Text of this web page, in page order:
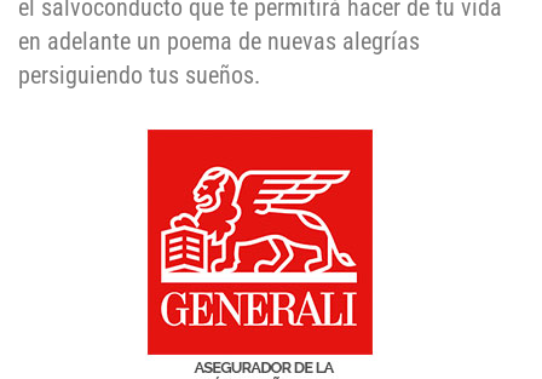
el salvoconducto que te permitirá hacer de tu vida
en adelante un poema de nuevas alegrías
persiguiendo tus sueños.